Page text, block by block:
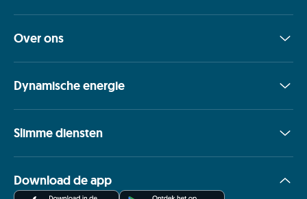
Over ons
Dynamische energie
Slimme diensten
Download de app